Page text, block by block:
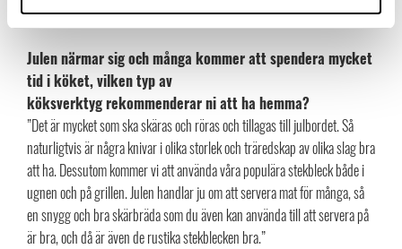
koncept/inredningsbutik. Skillnaden är volym och syfte till inköpet.”
Julen närmar sig och många kommer att spendera mycket
tid i köket, vilken typ av
köksverktyg rekommenderar ni att ha hemma?
”Det är mycket som ska skäras och röras och tillagas till julbordet. Så
naturligtvis är några knivar i olika storlek och träredskap av olika slag bra
att ha. Dessutom kommer vi att använda våra populära stekbleck både i
ugnen och på grillen. Julen handlar ju om att servera mat för många, så
en snygg och bra skärbräda som du även kan använda till att servera på
är bra, och då är även de rustika stekblecken bra.”